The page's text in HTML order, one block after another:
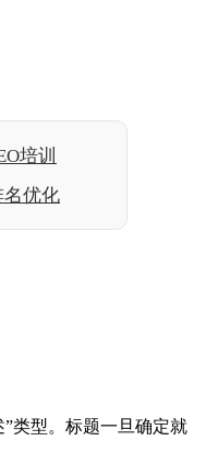
培训
名优化
类型。标题一旦确定就